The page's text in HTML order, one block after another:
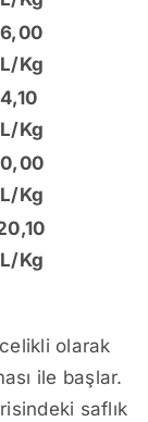
Kg
Kg
Kg
Kg
olarak
ile başlar.
saflık